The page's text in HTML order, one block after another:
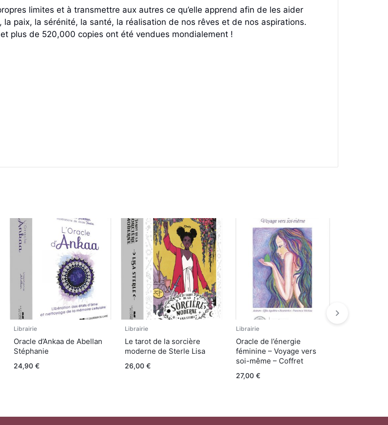
limites et à transmettre aux autres ce qu’elle apprend afin de les aider
paix, la sérénité, la santé, la réalisation de nos rêves et de nos aspirations.
plus de 520,000 copies ont été vendues mondialement !
Librairie
Oracle d’Ankaa de Abellan
Stéphanie
24,90 €
Librairie
Le tarot de la sorcière
moderne de Sterle Lisa
26,00 €
Librairie
Oracle de l’énergie
féminine – Voyage vers
soi-même – Coffret
27,00 €